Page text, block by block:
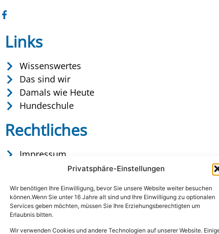
Privatsphäre-Einstellungen
Wir benötigen Ihre Einwilligung, bevor Sie unsere Website weiter besuchen
können.Wenn Sie unter 16 Jahre alt sind und Ihre Einwilligung zu optionalen
Services geben möchten, müssen Sie Ihre Erziehungsberechtigten um
Erlaubnis bitten.
Wir verwenden Cookies und andere Technologien auf unserer Website.
Links
Wissenswertes
Das sind wir
Damals wie Heute
Hundeschule
Rechtliches
Impressum
Datenschutz